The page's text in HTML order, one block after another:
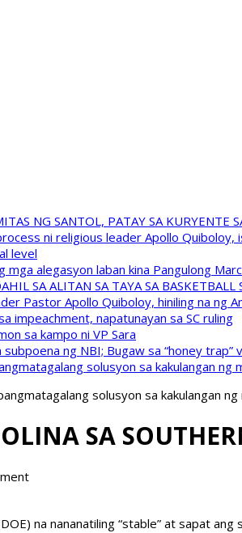
NG SANTOL, PATAY SA KURYENTE
ni religious leader Apollo Quiboloy,
level
mga alegasyon laban kina Pangulong
SA ALITAN SA TAYA SA BASKETBALL
Pastor Apollo Quiboloy, hiniling na ng
impeachment, napatunayan sa SC ruling
sa kampo ni VP Sara
ng NBI; Bugaw sa “honey trap”
solusyon sa kakulangan
solusyon sa kakulangan
SA
na nananatiling “stable” at sapat